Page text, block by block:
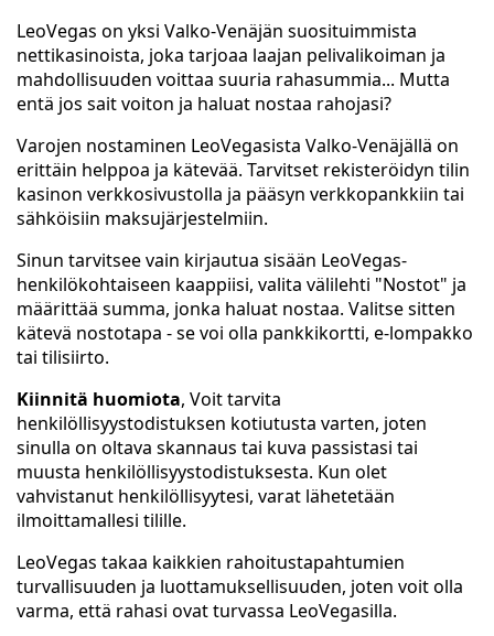
LeoVegas on yksi Valko-Venäjän suosituimmista
nettikasinoista, joka tarjoaa laajan pelivalikoiman ja
mahdollisuuden voittaa suuria rahasummia... Mutta
entä jos sait voiton ja haluat nostaa rahojasi?
Varojen nostaminen LeoVegasista Valko-Venäjällä on
erittäin helppoa ja kätevää. Tarvitset rekisteröidyn tilin
kasinon verkkosivustolla ja pääsyn verkkopankkiin tai
sähköisiin maksujärjestelmiin.
Sinun tarvitsee vain kirjautua sisään LeoVegas-
henkilökohtaiseen kaappiisi, valita välilehti "Nostot" ja
määrittää summa, jonka haluat nostaa. Valitse sitten
kätevä nostotapa - se voi olla pankkikortti, e-lompakko
tai tilisiirto.
Kiinnitä huomiota, Voit tarvita
henkilöllisyystodistuksen kotiutusta varten, joten
sinulla on oltava skannaus tai kuva passistasi tai
muusta henkilöllisyystodistuksesta. Kun olet
vahvistanut henkilöllisyytesi, varat lähetetään
ilmoittamallesi tilille.
LeoVegas takaa kaikkien rahoitustapahtumien
turvallisuuden ja luottamuksellisuuden, joten voit olla
varma, että rahasi ovat turvassa LeoVegasilla.